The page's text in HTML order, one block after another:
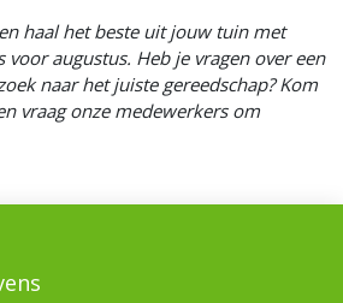
haal het beste uit jouw tuin met
augustus. Heb je vragen over een
naar het juiste gereedschap? Kom
vraag onze medewerkers om